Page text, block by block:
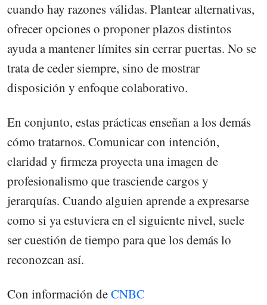
cuando hay razones válidas. Plantear alternativas,
ofrecer opciones o proponer plazos distintos
ayuda a mantener límites sin cerrar puertas. No se
trata de ceder siempre, sino de mostrar
disposición y enfoque colaborativo.
En conjunto, estas prácticas enseñan a los demás
cómo tratarnos. Comunicar con intención,
claridad y firmeza proyecta una imagen de
profesionalismo que trasciende cargos y
jerarquías. Cuando alguien aprende a expresarse
como si ya estuviera en el siguiente nivel, suele
ser cuestión de tiempo para que los demás lo
reconozcan así.
Con información deCNBC